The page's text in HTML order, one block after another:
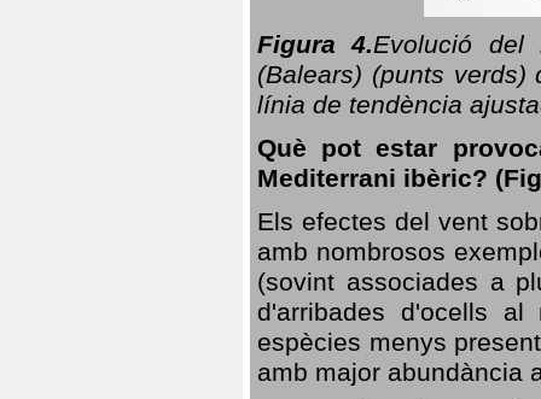
Figura 4.Evolució del
(Balears) (punts
línia de tendència
Què pot estar
Mediterrani ibèric?
Els efectes del vent
amb nombrosos
(sovint associades a
d'arribades d'ocells
espècies menys
amb major abundància